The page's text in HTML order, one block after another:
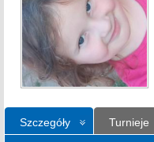
Szczegóły Turnieje